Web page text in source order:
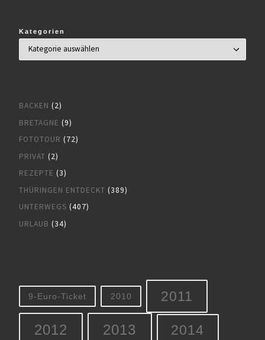
Kategorien
BACKEN (2)
BRETAGNE (9)
FOTOTOUR (72)
PRIVAT (2)
REZEPTE (3)
THÜRINGEN ENTDECKT (389)
UNTERWEGS (407)
URLAUB (34)
9-Euro-Ticket 2010 2011
2012 2013 2014